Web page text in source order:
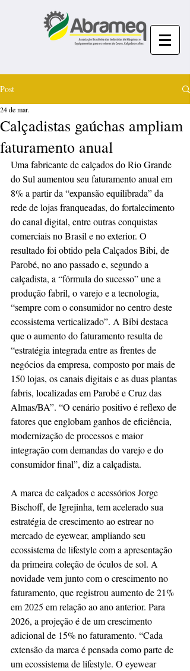
Post
Calçadistas gaúchas ampliam
faturamento anual
24 de mar.
Uma fabricante de calçados do Rio Grande
do Sul aumentou seu faturamento anual em
8% a partir da “expansão equilibrada” da
rede de lojas franqueadas, do fortalecimento
do canal digital, entre outras conquistas
comerciais no Brasil e no exterior. O
resultado foi obtido pela Calçados Bibi, de
Parobé, no ano passado e, segundo a
calçadista, a “fórmula do sucesso” une a
produção fabril, o varejo e a tecnologia,
“sempre com o consumidor no centro deste
ecossistema verticalizado”. A Bibi destaca
que o aumento do faturamento resulta de
“estratégia integrada entre as frentes de
negócios da empresa, composto por mais de
150 lojas, os canais digitais e as duas plantas
fabris, localizadas em Parobé e Cruz das
Almas/BA”. “O cenário positivo é reflexo de
fatores que englobam ganhos de eficiência,
modernização de processos e maior
integração com demandas do varejo e do
consumidor final”, diz a calçadista.
A marca de calçados e acessórios Jorge
Bischoff, de Igrejinha, tem acelerado sua
estratégia de crescimento ao estrear no
mercado de eyewear, ampliando seu
ecossistema de lifestyle com a apresentação
da primeira coleção de óculos de sol. A
novidade vem junto com o crescimento no
faturamento, que registrou aumento de 21%
em 2025 em relação ao ano anterior. Para
2026, a projeção é de um crescimento
adicional de 15% no faturamento. “Cada
extensão da marca é pensada como parte de
um ecossistema de lifestyle. O eyewear